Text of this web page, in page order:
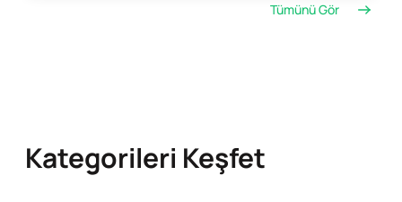
Tümünü Gör
Kategorileri Keşfet